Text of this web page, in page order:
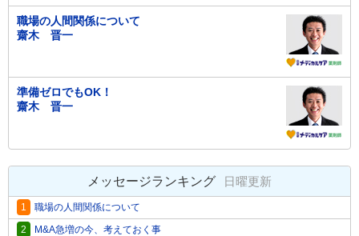
職場の人間関係について
齋木 晋一
準備ゼロでもOK！
齋木 晋一
メッセージランキング 日曜更新
1
職場の人間関係について
2
M&A急増の今、考えておく事